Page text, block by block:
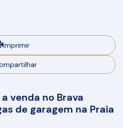
Imprimir
venda no Brava
de garagem na Praia